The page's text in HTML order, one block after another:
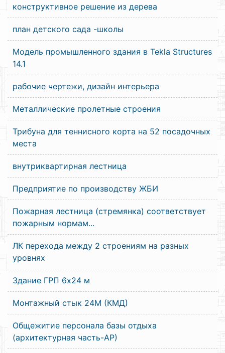
конструктивное решение из дерева
план детского сада -школы
Модель промышленного здания в Tekla Structures
14.1
рабочие чертежи, дизайн интерьера
Металлические пролетные строения
Трибуна для теннисного корта на 52 посадочных
места
внутриквартирная лестница
Предприятие по производству ЖБИ
Пожарная лестница (стремянка) соответствует
пожарным нормам...
ЛК перехода между 2 строениям на разных
уровнях
Здание ГРП 6х24 м
Монтажный стык 24М (КМД)
Общежитие персонала базы отдыха
(архитектурная часть-АР)